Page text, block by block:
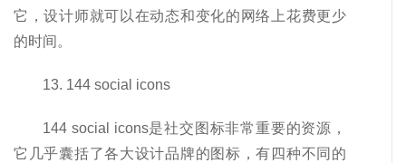
它，设计师就可以在动态和变化的网络上花费更少
的时间。
13. 144 social icons
144 social icons是社交图标非常重要的资源，
它几乎囊括了各大设计品牌的图标，有四种不同的